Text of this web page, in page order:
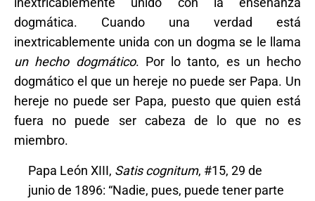
dogmática. Cuando una verdad está
inextricablemente unida con un dogma se le llama
un hecho dogmático. Por lo tanto, es un hecho
dogmático el que un hereje no puede ser Papa. Un
hereje no puede ser Papa, puesto que quien está
fuera no puede ser cabeza de lo que no es
miembro.
Papa León XIII, Satis cognitum, #15, 29 de
junio de 1896: “Nadie, pues, puede tener parte